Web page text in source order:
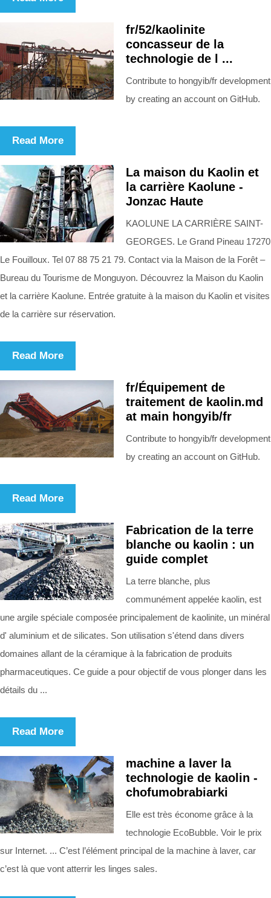
fr/52/kaolinite
concasseur de la
technologie de l ...
Contribute to hongyib/fr development
by creating an account on GitHub.
Read More
La maison du Kaolin et
la carrière Kaolune -
Jonzac Haute
KAOLUNE LA CARRIÈRE SAINT-
GEORGES. Le Grand Pineau 17270
Le Fouilloux. Tel 07 88 75 21 79. Contact via la Maison de la Forêt –
Bureau du Tourisme de Monguyon. Découvrez la Maison du Kaolin
et la carrière Kaolune. Entrée gratuite à la maison du Kaolin et visites
de la carrière sur réservation.
Read More
fr/Équipement de
traitement de kaolin.md
at main hongyib/fr
Contribute to hongyib/fr development
by creating an account on GitHub.
Read More
Fabrication de la terre
blanche ou kaolin : un
guide complet
La terre blanche, plus
communément appelée kaolin, est
une argile spéciale composée principalement de kaolinite, un minéral
d' aluminium et de silicates. Son utilisation s'étend dans divers
domaines allant de la céramique à la fabrication de produits
pharmaceutiques. Ce guide a pour objectif de vous plonger dans les
détails du ...
Read More
machine a laver la
technologie de kaolin -
chofumobrabiarki
Elle est très économe grâce à la
technologie EcoBubble. Voir le prix
sur Internet. ... C’est l’élément principal de la machine à laver, car
c’est là que vont atterrir les linges sales.